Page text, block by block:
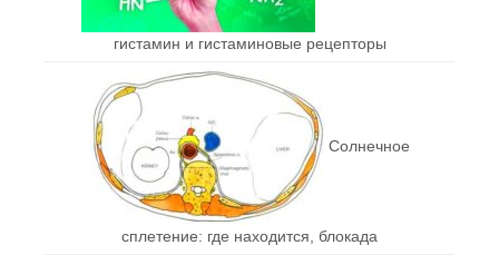
гистамин и гистаминовые рецепторы
Солнечное
сплетение: где находится, блокада